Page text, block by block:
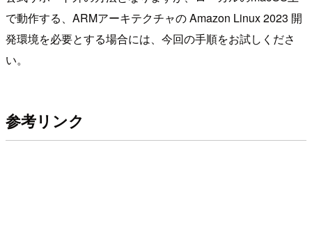
で動作する、ARMアーキテクチャの Amazon Linux 2023 開
発環境を必要とする場合には、今回の手順をお試しくださ
い。
参考リンク